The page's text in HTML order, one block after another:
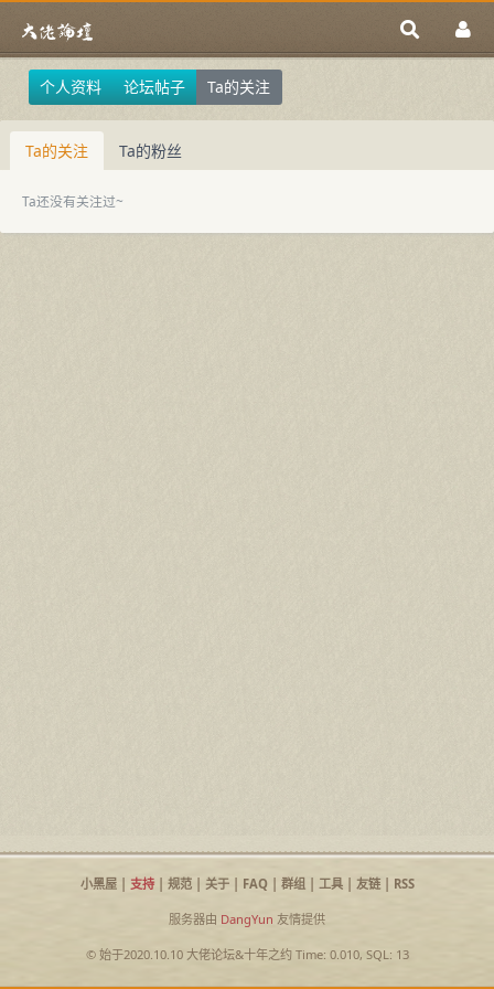
个人资料 论坛帖子 Ta的关注
Ta的关注 Ta的粉丝
Ta还没有关注过~
小黑屋| 支持| 规范| 关于| FAQ| 群组| 工具| 友链| RSS
服务器由 DangYun 友情提供
© 始于2020.10.10 大佬论坛&十年之约Time: 0.010, SQL: 13